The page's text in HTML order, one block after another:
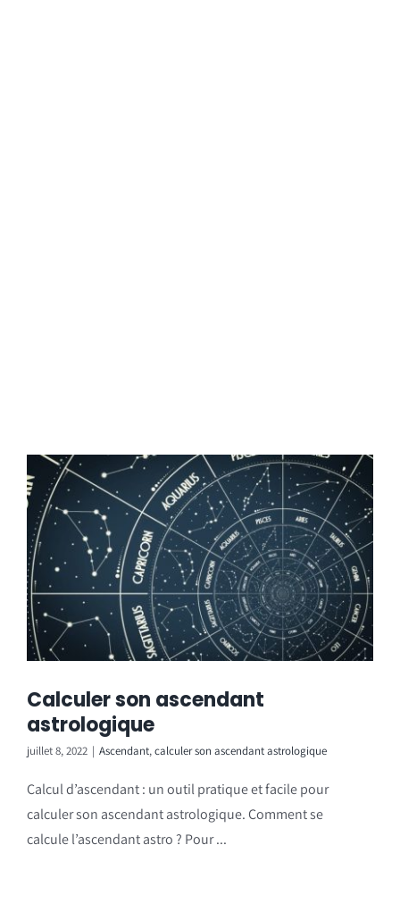
Calculer son ascendant
astrologique
juillet 8, 2022 | Ascendant,calculer son ascendant astrologique
Calcul d’ascendant : un outil pratique et facile pour
calculer son ascendant astrologique. Comment se
calcule l’ascendant astro ? Pour ...